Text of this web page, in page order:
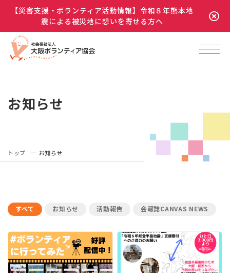
【災害支援・ボランティア活動情報】令和８年熊本地
震による被災地に想いを寄せる方へ
お知らせ
トップ お知らせ
すべて お知らせ 活動報告 会報誌CANVAS NEWS